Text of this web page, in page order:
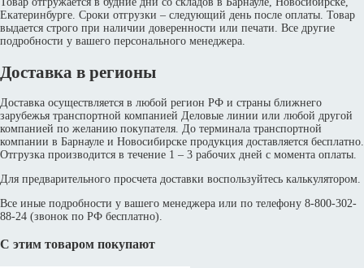
Екатеринбурге. Сроки отгрузки – следующий день после оплаты. Товар
выдается строго при наличии доверенности или печати. Все другие
подробности у вашего персонального менеджера.
Доставка в регионы
Доставка осуществляется в любой регион РФ и страны ближнего
зарубежья транспортной компанией Деловые линии или любой другой
компанией по желанию покупателя. До терминала транспортной
компании в Барнауле и Новосибирске продукция доставляется бесплатно.
Отгрузка производится в течение 1 – 3 рабочих дней с момента оплаты.
Для предварительного просчета доставки воспользуйтесь калькулятором.
Все иные подробности у вашего менеджера или по телефону 8-800-302-
88-24 (звонок по РФ бесплатно).
С этим товаром покупают